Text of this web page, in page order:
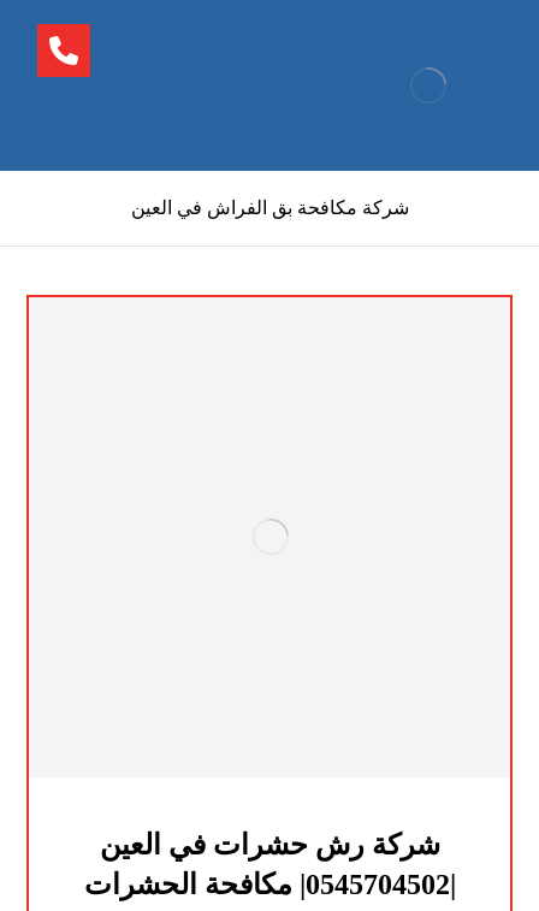
شركة مكافحة بق الفراش في العين
شركة رش حشرات في العين